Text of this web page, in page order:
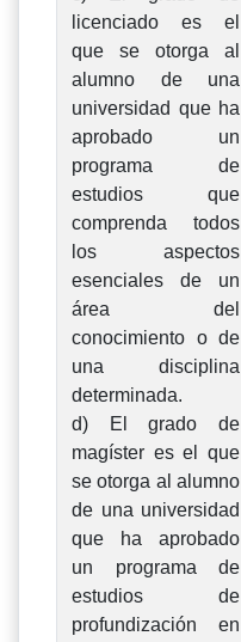
licenciado es el
que se otorga al
alumno de una
universidad que ha
aprobado un
programa de
estudios que
comprenda todos
los aspectos
esenciales de un
área del
conocimiento o de
una disciplina
determinada.
d) El grado de
magíster es el que
se otorga al alumno
de una universidad
que ha aprobado
un programa de
estudios de
profundización en